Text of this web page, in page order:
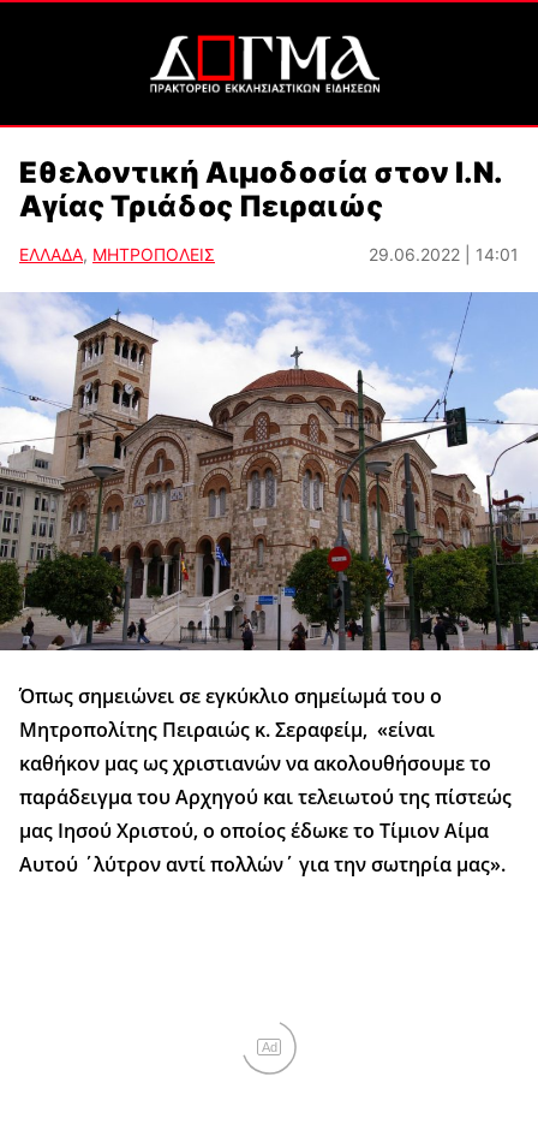
Εθελοντική Αιμοδοσία στον Ι.Ν.
Αγίας Τριάδος Πειραιώς
ΕΛΛΑΔΑ, ΜΗΤΡΟΠΟΛΕΙΣ 29.06.2022 | 14:01
Όπως σημειώνει σε εγκύκλιο σημείωμά του ο
Μητροπολίτης Πειραιώς κ. Σεραφείμ, «είναι
καθήκον μας ως χριστιανών να ακολουθήσουμε το
παράδειγμα του Αρχηγού και τελειωτού της πίστεώς
μας Ιησού Χριστού, ο οποίος έδωκε το Τίμιον Αίμα
Αυτού ΄λύτρον αντί πολλών΄ για την σωτηρία μας».
Ad